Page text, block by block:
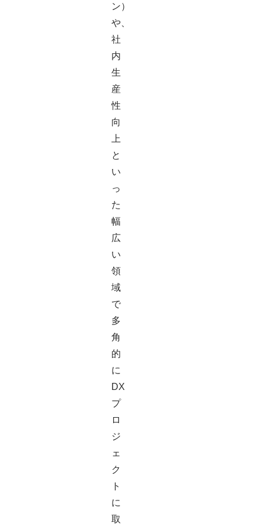
ン）
や、
社
内
生
産
性
向
上
と
い
っ
た
幅
広
い
領
域
で
多
角
的
に
DX
プ
ロ
ジ
ェ
ク
ト
に
取